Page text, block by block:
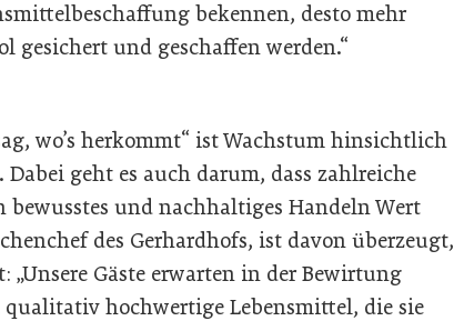
bekennen, desto mehr
gesichert und geschaffen werden.“
wo’s herkommt“ ist Wachstum hinsichtlich
geht es auch darum, dass zahlreiche
bewusstes und nachhaltiges Handeln Wert
des Gerhardhofs, ist davon überzeugt,
„Unsere Gäste erwarten in der Bewirtung
hochwertige Lebensmittel, die sie